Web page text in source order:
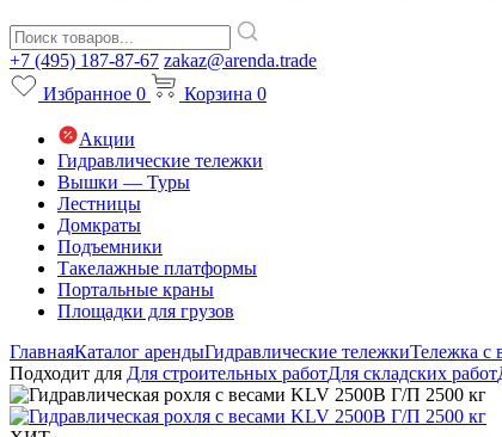
+7 (495) 187-87-67 zakaz@arenda.trade
Избранное 0 Корзина 0
Акции
Гидравлические тележки
Вышки — Туры
Лестницы
Домкраты
Подъемники
Такелажные платформы
Портальные краны
Площадки для грузов
ГлавнаяКаталог арендыГидравлические тележкиТележка с
Подходит для Для строительных работДля складских работ